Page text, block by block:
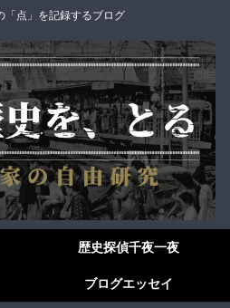
「点」を記録するブログ
歴史探偵千夜一夜
ブログエッセイ